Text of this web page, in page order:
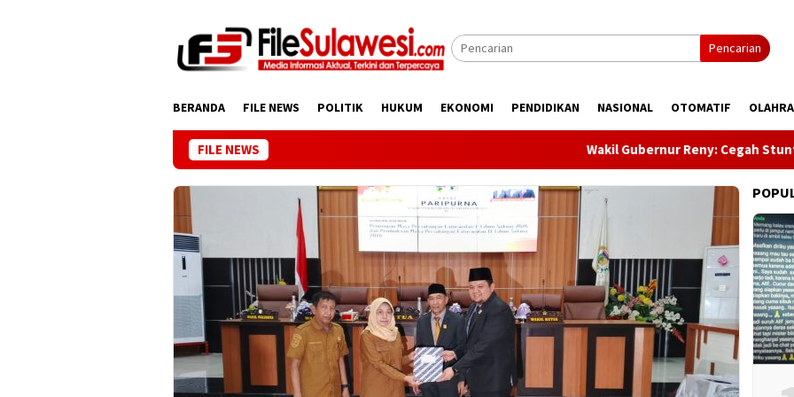
Pencarian
BERANDA FILE NEWS POLITIK HUKUM EKONOMI PENDIDIKAN NASIONAL OTOMATIF
FILE NEWS Wakil Gubernur Reny: Cegah Stunting